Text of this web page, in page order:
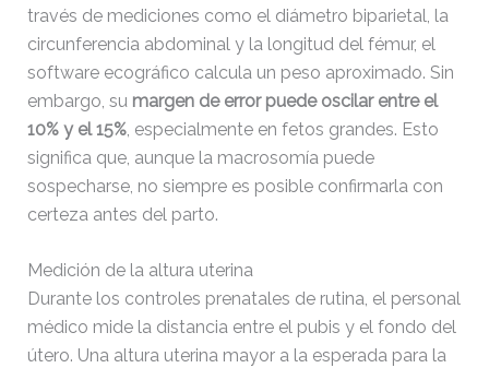
wp-headre.php
17.25
KB
2026-
07-03
06:09:25
wp-links-opml.php
2.43
2026-
wp-login.php
50.66
KB
2026-
08-06
través de mediciones como el diámetro biparietal, la
circunferencia abdominal y la longitud del fémur, el
software ecográfico calcula un peso aproximado. Sin
embargo, su margen de error puede oscilar entre el
10% y el 15%, especialmente en fetos grandes. Esto
significa que, aunque la macrosomía puede
sospecharse, no siempre es posible confirmarla con
certeza antes del parto.
Medición de la altura uterina
Durante los controles prenatales de rutina, el personal
médico mide la distancia entre el pubis y el fondo del
útero. Una altura uterina mayor a la esperada para la